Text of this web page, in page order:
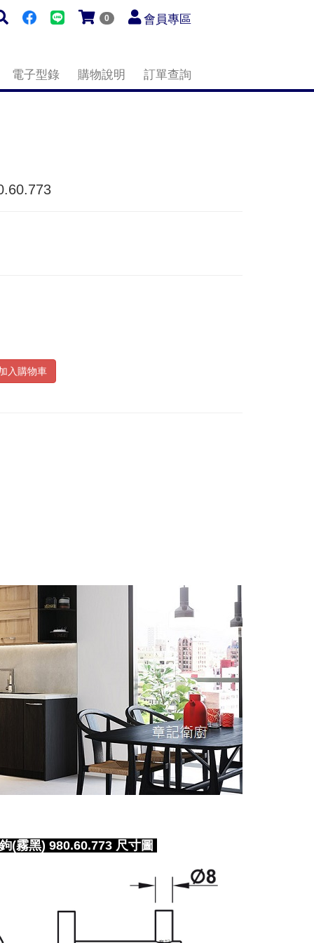
0 會員專區
電子型錄 購物說明 訂單查詢
入購物車
(霧黑) 980.60.773 尺寸圖